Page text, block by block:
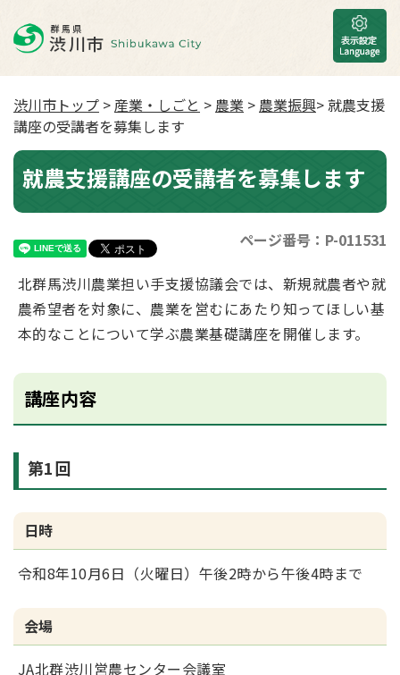
渋川市トップ >産業・しごと > 農業 > 農業振興> 就農支援
講座の受講者を募集します
就農支援講座の受講者を募集します
ページ番号：P-011531
北群馬渋川農業担い手支援協議会では、新規就農者や就
農希望者を対象に、農業を営むにあたり知ってほしい基
本的なことについて学ぶ農業基礎講座を開催します。
講座内容
第1回
日時
令和8年10月6日（火曜日）午後2時から午後4時まで
会場
JA北群渋川営農センター会議室